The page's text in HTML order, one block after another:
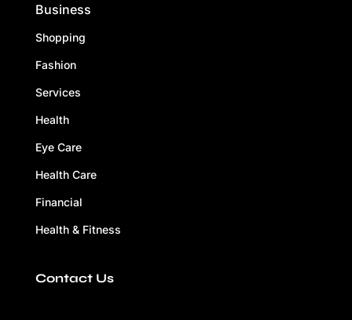
Business
Shopping
Fashion
Services
Health
Eye Care
Health Care
Financial
Health & Fitness
Contact Us